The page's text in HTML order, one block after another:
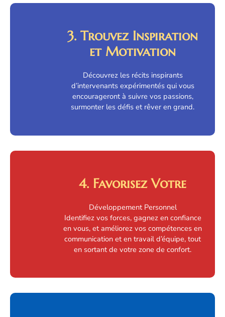
3. Trouvez Inspiration
et Motivation
Découvrez les récits inspirants
d’intervenants expérimentés qui vous
encourageront à suivre vos passions,
surmonter les défis et rêver en grand.
4. Favorisez Votre
Développement Personnel
Identifiez vos forces, gagnez en confiance
en vous, et améliorez vos compétences en
communication et en travail d’équipe, tout
en sortant de votre zone de confort.